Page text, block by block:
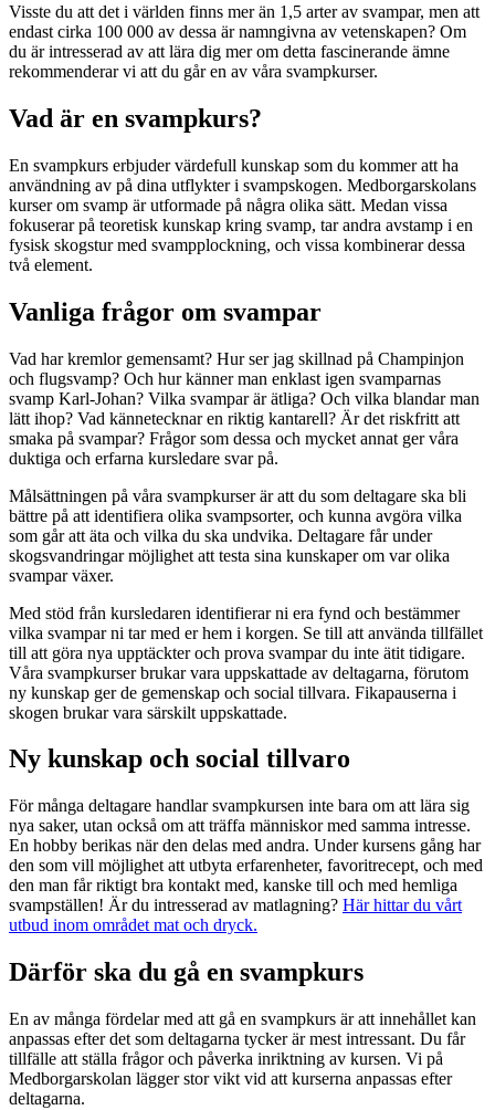
Visste du att det i världen finns mer än 1,5 arter av svampar, men att
endast cirka 100 000 av dessa är namngivna av vetenskapen? Om
du är intresserad av att lära dig mer om detta fascinerande ämne
rekommenderar vi att du går en av våra svampkurser.
Vad är en svampkurs?
En svampkurs erbjuder värdefull kunskap som du kommer att ha
användning av på dina utflykter i svampskogen. Medborgarskolans
kurser om svamp är utformade på några olika sätt. Medan vissa
fokuserar på teoretisk kunskap kring svamp, tar andra avstamp i en
fysisk skogstur med svampplockning, och vissa kombinerar dessa
två element.
Vanliga frågor om svampar
Vad har kremlor gemensamt? Hur ser jag skillnad på Champinjon
och flugsvamp? Och hur känner man enklast igen svamparnas
svamp Karl-Johan? Vilka svampar är ätliga? Och vilka blandar man
lätt ihop? Vad kännetecknar en riktig kantarell? Är det riskfritt att
smaka på svampar? Frågor som dessa och mycket annat ger våra
duktiga och erfarna kursledare svar på.
Målsättningen på våra svampkurser är att du som deltagare ska bli
bättre på att identifiera olika svampsorter, och kunna avgöra vilka
som går att äta och vilka du ska undvika. Deltagare får under
skogsvandringar möjlighet att testa sina kunskaper om var olika
svampar växer.
Med stöd från kursledaren identifierar ni era fynd och bestämmer
vilka svampar ni tar med er hem i korgen. Se till att använda tillfället
till att göra nya upptäckter och prova svampar du inte ätit tidigare.
Våra svampkurser brukar vara uppskattade av deltagarna, förutom
ny kunskap ger de gemenskap och social tillvara. Fikapauserna i
skogen brukar vara särskilt uppskattade.
Ny kunskap och social tillvaro
För många deltagare handlar svampkursen inte bara om att lära sig
nya saker, utan också om att träffa människor med samma intresse.
En hobby berikas när den delas med andra. Under kursens gång har
den som vill möjlighet att utbyta erfarenheter, favoritrecept, och med
den man får riktigt bra kontakt med, kanske till och med hemliga
svampställen! Är du intresserad av matlagning? Här hittar du vårt
utbud inom området mat och dryck.
Därför ska du gå en svampkurs
En av många fördelar med att gå en svampkurs är att innehållet kan
anpassas efter det som deltagarna tycker är mest intressant. Du får
tillfälle att ställa frågor och påverka inriktning av kursen. Vi på
Medborgarskolan lägger stor vikt vid att kurserna anpassas efter
deltagarna.